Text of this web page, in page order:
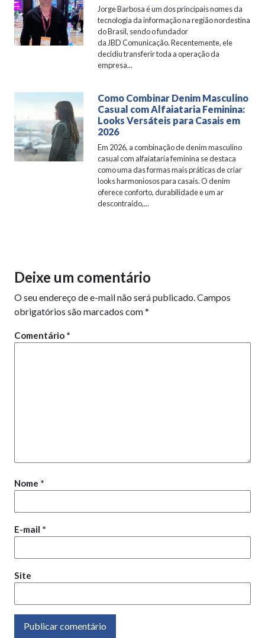
Jorge Barbosa é um dos principais nomes da
tecnologia da informação na região nordestina
do Brasil, sendo o fundador
da JBD Comunicação. Recentemente, ele
decidiu transferir toda a operação da
empresa...
Como Combinar Denim Masculino
Casual com Alfaiataria Feminina:
Looks Versáteis para Casais em
2026
Em 2026, a combinação de denim masculino
casual com alfaiataria feminina se destaca
como uma das formas mais práticas de criar
looks harmoniosos para casais. O denim
oferece conforto, durabilidade e um ar
descontraído,...
Deixe um comentário
O seu endereço de e-mail não será publicado.Campos
obrigatórios são marcados com*
Comentário *
Nome *
E-mail *
Site